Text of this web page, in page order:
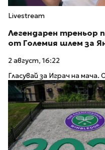
Livestream
Легендарен треньор
от Големия шлем за
2 август, 16:22
Гласувай за Играч на